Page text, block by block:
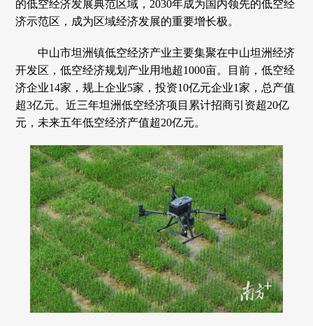
的低空经济发展典范区域，2030年成为国内领先的低空经
济示范区，成为区域经济发展的重要增长极。
中山市坦洲镇低空经济产业主要集聚在中山坦洲经济
开发区，低空经济规划产业用地超1000亩。目前，低空经
济企业14家，规上企业5家，投资10亿元企业1家，总产值
超3亿元。近三年坦洲低空经济项目累计招商引资超20亿
元，未来五年低空经济产值超20亿元。